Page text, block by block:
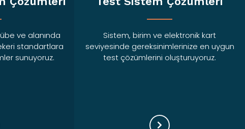
ve alanında
standartlara
sunuyoruz.
Sistem, birim ve elektronik kart
seviyesinde gereksinimlerinize en uygun
test çözümlerini oluşturuyoruz.